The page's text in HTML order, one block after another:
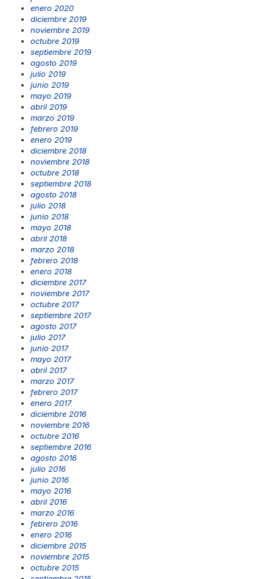
enero 2020
diciembre 2019
noviembre 2019
octubre 2019
septiembre 2019
agosto 2019
julio 2019
junio 2019
mayo 2019
abril 2019
marzo 2019
febrero 2019
enero 2019
diciembre 2018
noviembre 2018
octubre 2018
septiembre 2018
agosto 2018
julio 2018
junio 2018
mayo 2018
abril 2018
marzo 2018
febrero 2018
enero 2018
diciembre 2017
noviembre 2017
octubre 2017
septiembre 2017
agosto 2017
julio 2017
junio 2017
mayo 2017
abril 2017
marzo 2017
febrero 2017
enero 2017
diciembre 2016
noviembre 2016
octubre 2016
septiembre 2016
agosto 2016
julio 2016
junio 2016
mayo 2016
abril 2016
marzo 2016
febrero 2016
enero 2016
diciembre 2015
noviembre 2015
octubre 2015